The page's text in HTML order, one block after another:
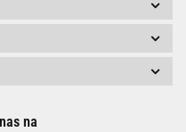
na